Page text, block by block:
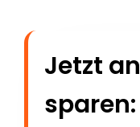
Jetzt
sparen: